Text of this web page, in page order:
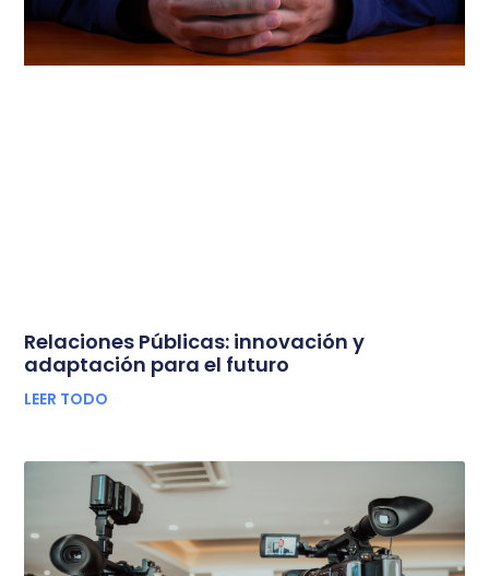
Relaciones Públicas: innovación y
adaptación para el futuro
LEER TODO